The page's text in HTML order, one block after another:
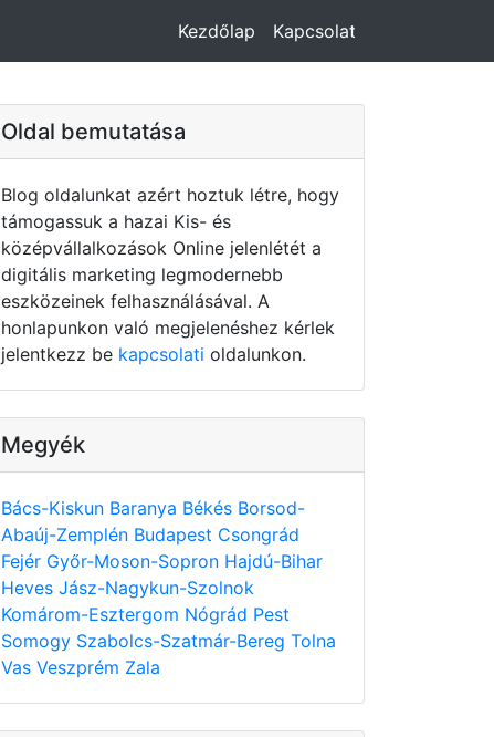
Kezdőlap Kapcsolat
Oldal bemutatása
Blog oldalunkat azért hoztuk létre, hogy
támogassuk a hazai Kis- és
középvállalkozások Online jelenlétét a
digitális marketing legmodernebb
eszközeinek felhasználásával. A
honlapunkon való megjelenéshez kérlek
jelentkezz be kapcsolati oldalunkon.
Megyék
Bács-Kiskun Baranya Békés Borsod-
Abaúj-Zemplén Budapest Csongrád
Fejér Győr-Moson-Sopron Hajdú-Bihar
Heves Jász-Nagykun-Szolnok
Komárom-Esztergom Nógrád Pest
Somogy Szabolcs-Szatmár-Bereg Tolna
Vas Veszprém Zala